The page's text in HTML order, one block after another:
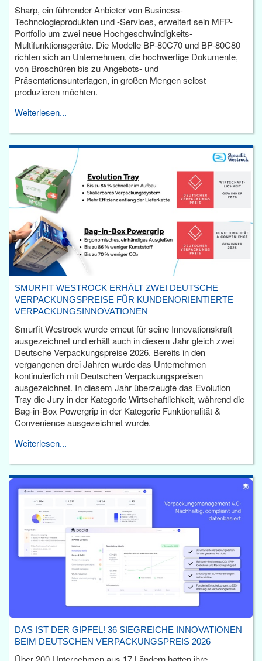
Sharp, ein führender Anbieter von Business-
Technologieprodukten und -Services, erweitert sein MFP-
Portfolio um zwei neue Hochgeschwindigkeits-
Multifunktionsgeräte. Die Modelle BP-80C70 und BP-80C80
richten sich an Unternehmen, die hochwertige Dokumente,
von Broschüren bis zu Angebots- und
Präsentationsunterlagen, in großen Mengen selbst
produzieren möchten.
Weiterlesen...
SMURFIT WESTROCK ERHÄLT ZWEI DEUTSCHE
VERPACKUNGSPREISE FÜR KUNDENORIENTIERTE
VERPACKUNGSINNOVATIONEN
Smurfit Westrock wurde erneut für seine Innovationskraft
ausgezeichnet und erhält auch in diesem Jahr gleich zwei
Deutsche Verpackungspreise 2026. Bereits in den
vergangenen drei Jahren wurde das Unternehmen
kontinuierlich mit Deutschen Verpackungspreisen
ausgezeichnet. In diesem Jahr überzeugte das Evolution
Tray die Jury in der Kategorie Wirtschaftlichkeit, während die
Bag-in-Box Powergrip in der Kategorie Funktionalität &
Convenience ausgezeichnet wurde.
Weiterlesen...
DAS IST DER GIPFEL! 36 SIEGREICHE INNOVATIONEN
BEIM DEUTSCHEN VERPACKUNGSPREIS 2026